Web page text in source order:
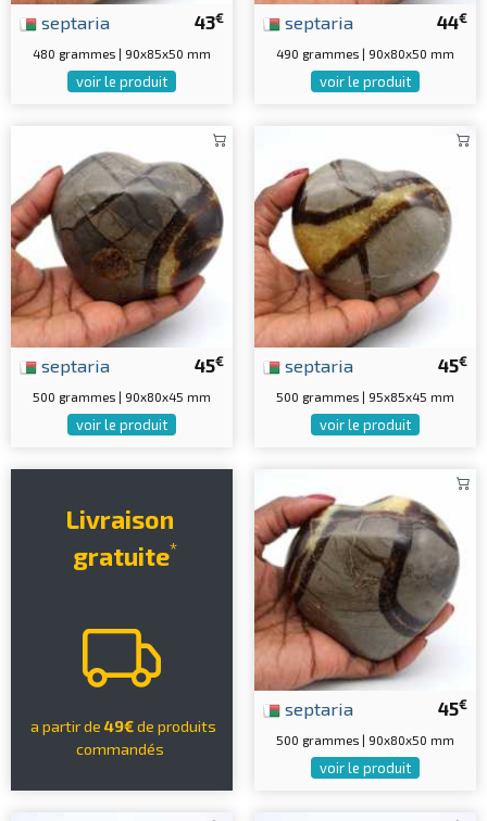
43€
septaria
480 grammes | 90x85x50 mm
voir le produit
44€
septaria
490 grammes | 90x80x50 mm
voir le produit
45€
septaria
500 grammes | 90x80x45 mm
voir le produit
45€
septaria
500 grammes | 95x85x45 mm
voir le produit
Livraison
gratuite*
a partir de 49€de produits
commandés
45€
septaria
500 grammes | 90x80x50 mm
voir le produit